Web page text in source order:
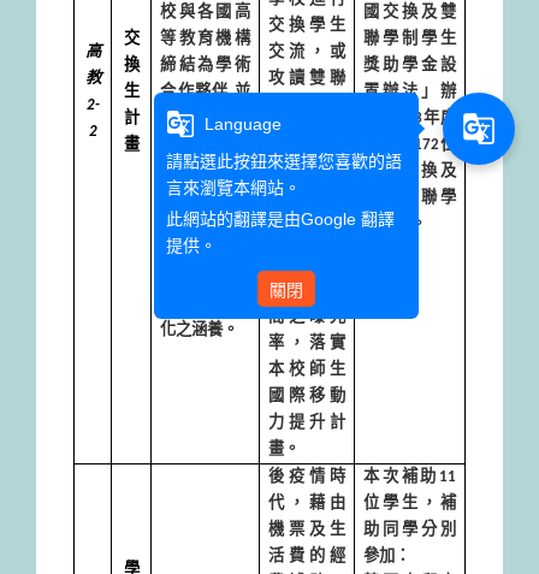
高
教
2-
2
交
換
生
計
畫
校與各國高
等教育機構
締結為學術
合作夥伴,並
進行國際交
藉此增進提
升學生專業
能力、獨立
訓練能力、
化之涵養。
交換學生
交流，或
攻讀雙聯
過此計畫
培育文藻
外語菁英
跨領域人
姊妹校際
間之曝光
率，落實
本校師生
國際移動
力提升計
畫。
國交換及雙
聯學制學生
獎助學金設
置辦法」辦
113年度
172位
完成交換及
攻讀雙聯學
制學生。
學
後疫情時
代，藉由
機票及生
活費的經
本次補助 11
位學生，補
助同學分別
參加：
g_translate
Language
請點選此按鈕來選擇您喜歡的語
言來瀏覽本網站。
此網站的翻譯是由Google 翻譯
提供。
關閉
g_translate